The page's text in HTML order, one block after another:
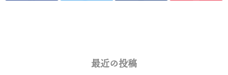
最近の投稿